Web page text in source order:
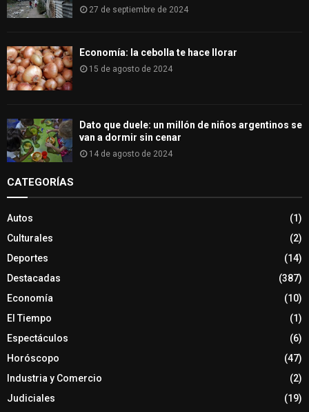
27 de septiembre de 2024
Economía: la cebolla te hace llorar
15 de agosto de 2024
Dato que duele: un millón de niños argentinos se
van a dormir sin cenar
14 de agosto de 2024
CATEGORÍAS
Autos
(1)
Culturales
(2)
Deportes
(14)
Destacadas
(387)
Economía
(10)
El Tiempo
(1)
Espectáculos
(6)
Horóscopo
(47)
Industria y Comercio
(2)
Judiciales
(19)